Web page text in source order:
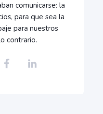
comunicarse: la
para que sea la
para nuestros
contrario.